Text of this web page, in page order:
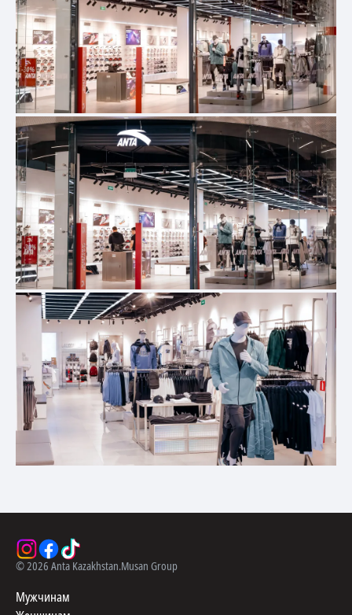
©2026 Anta Kazakhstan.Musan Group
Мужчинам